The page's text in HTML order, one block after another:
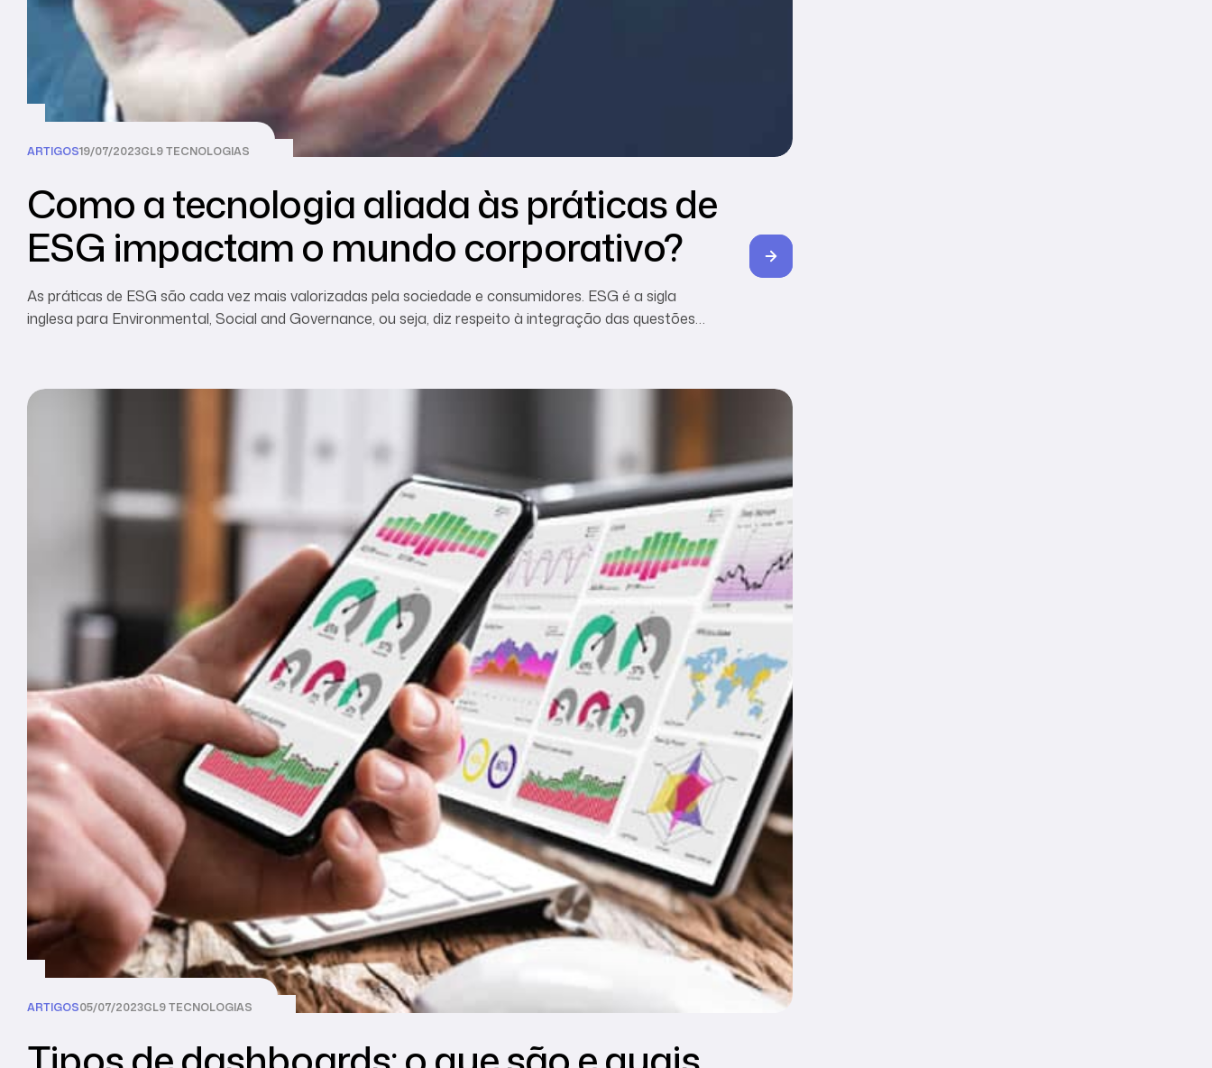
ARTIGOS19/07/2023CL9 TECNOLOGIAS
Como a tecnologia aliada às práticas de
ESG impactam o mundo corporativo?
As práticas de ESG são cada vez mais valorizadas pela sociedade e consumidores. ESG é a sigla
inglesa para Environmental, Social and Governance, ou seja, diz respeito à integração das questões
ARTIGOS05/07/2023CL9 TECNOLOGIAS